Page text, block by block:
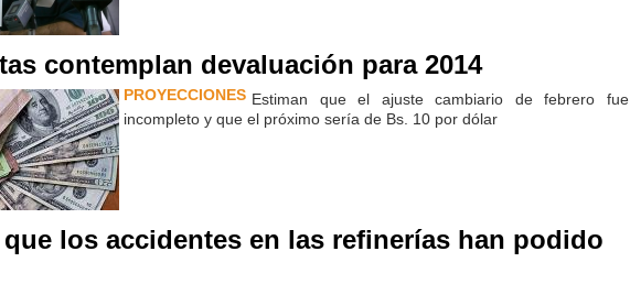
contemplan devaluación para 2014
PROYECCIONES Estiman que el ajuste cambiario de febrero fue
incompleto y que el próximo sería de Bs. 10 por dólar
que los accidentes en las refinerías han podido